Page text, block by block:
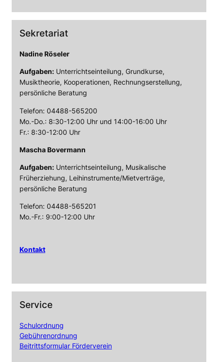
Sekretariat
Nadine Röseler
Aufgaben: Unterrichtseinteilung, Grundkurse,
Musiktheorie, Kooperationen, Rechnungserstellung,
persönliche Beratung
Telefon: 04488-565200
Mo.-Do.: 8:30-12:00 Uhr und 14:00-16:00 Uhr
Fr.: 8:30-12:00 Uhr
Mascha Bovermann
Aufgaben: Unterrichtseinteilung, Musikalische
Früherziehung, Leihinstrumente/Mietverträge,
persönliche Beratung
Telefon: 04488-565201
Mo.-Fr.: 9:00-12:00 Uhr
Kontakt
Service
Schulordnung
Gebührenordnung
Beitrittsformular Förderverein